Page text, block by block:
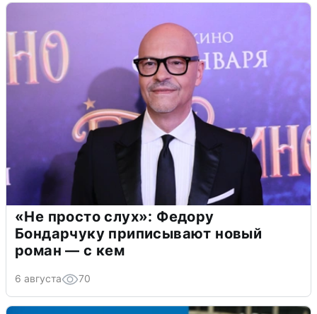
«Не просто слух»: Федору
Бондарчуку приписывают новый
роман — с кем
6 августа 70